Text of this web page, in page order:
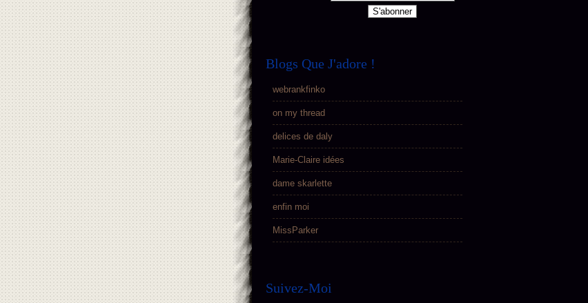
Blogs Que J'adore !
webrankfinko
on my thread
delices de daly
Marie-Claire idées
dame skarlette
enfin moi
MissParker
Suivez-Moi